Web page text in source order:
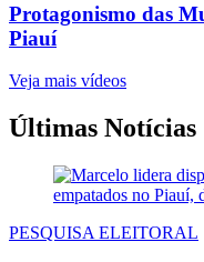
Protagonismo das
Piauí
Veja mais vídeos
Últimas Notícias
PESQUISA ELEITORAL